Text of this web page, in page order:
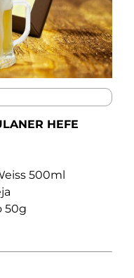
HEFE
500ml
50g